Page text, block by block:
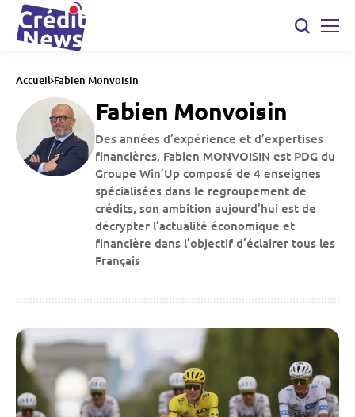
Accueil Fabien Monvoisin
Fabien Monvoisin
Des années d’expérience et d’expertises
financières, Fabien MONVOISIN est PDG du
Groupe Win’Up composé de 4 enseignes
spécialisées dans le regroupement de
crédits, son ambition aujourd’hui est de
décrypter l’actualité économique et
financière dans l’objectif d’éclairer tous les
Français